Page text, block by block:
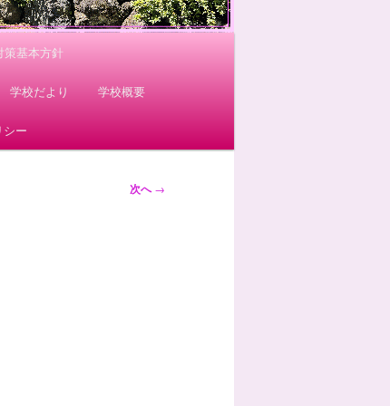
策基本方針
学校だより 学校概要
ー
次へ→